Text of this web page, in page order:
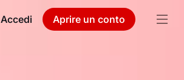
Accedi Aprire un conto